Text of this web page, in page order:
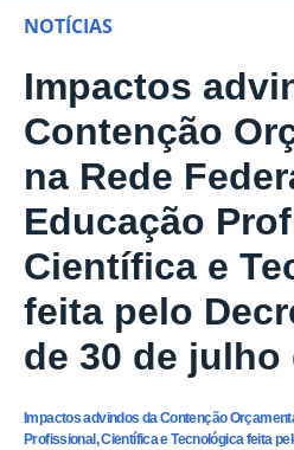
NOTÍCIAS
Impactos
Contenção
na Rede
Educação
Científica e
feita pelo
de 30 de julho
Impactos advindos da Contenção
Profissional, Científica e Tecnológica feita